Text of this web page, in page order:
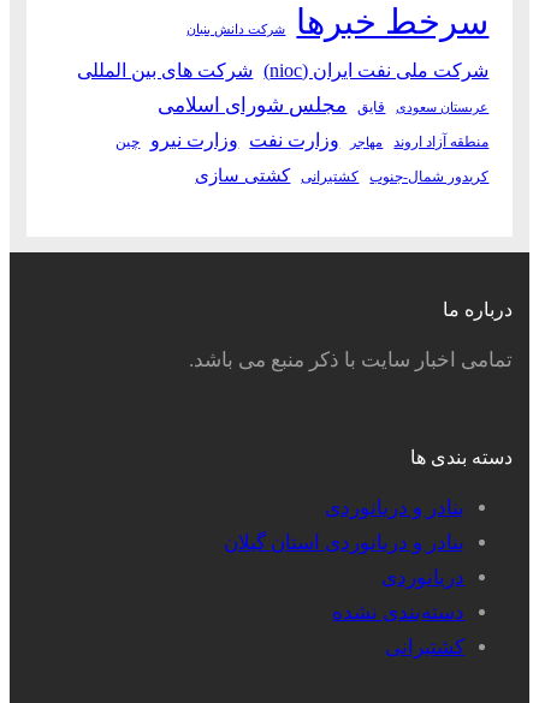
سرخط خبرها شرکت دانش بنیان
شرکت ملی نفت ایران (nioc) شرکت های بین المللی
عربستان سعودی قایق مجلس شورای اسلامی
منطقه آزاد اروند مهاجر وزارت نفت وزارت نیرو چین
کریدور شمال-جنوب کشتیرانی کشتی سازی
درباره ما
تمامی اخبار سایت با ذکر منبع می باشد.
دسته بندی ها
بنادر و دریانوردی
بنادر و دریانوردی استان گیلان
دریانوردی
دسته‌بندی نشده
کشتیرانی